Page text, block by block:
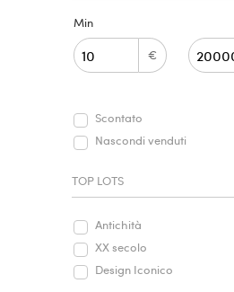
Min
€
Scontato
Nascondi venduti
TOP LOTS
Antichità
XX secolo
Design Iconico